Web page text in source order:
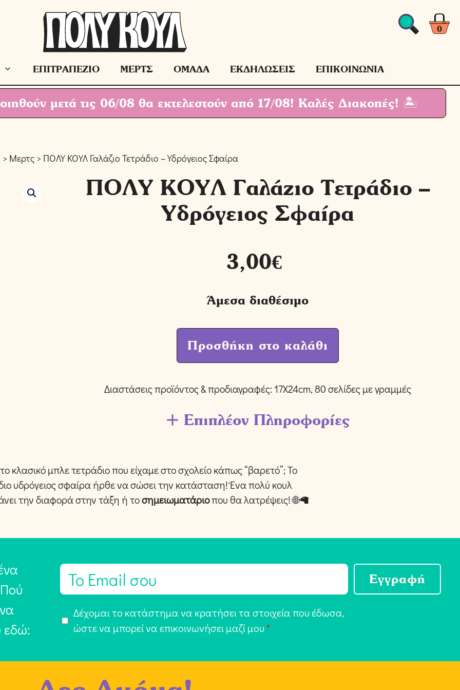
0
ΕΠΙΤΡΑΠΕΖΙΟ ΜΕΡΤΣ ΟΜΑΔΑ ΕΚΔΗΛΩΣΕΙΣ ΕΠΙΚΟΙΝΩΝΙΑ
μετά τις 06/08 θα εκτελεστούν από 17/08! Καλές Διακοπές! 🏝
> Μερτς > ΠΟΛΥ ΚΟΥΛ Γαλάζιο Τετράδιο – Υδρόγειος Σφαίρα
ΠΟΛΥ ΚΟΥΛ Γαλάζιο Τετράδιο –
Υδρόγειος Σφαίρα
3,00€
Άμεσα διαθέσιμο
Προσθήκη στο καλάθι
Διαστάσεις προϊόντος & προδιαγραφές: 17Χ24cm, 80 σελίδες με γραμμές
Επιπλέον Πληροφορίες
κλασικό μπλε τετράδιο που είχαμε στο σχολείο κάπως “βαρετό”; Το
υδρόγειος σφαίρα ήρθε να σώσει την κατάσταση! Ένα πολύ κουλ
την διαφορά στην τάξη ή τοσημειωματάριοπου θα λατρέψεις! 🌐🦙
εδώ:
E
i
π
δ
Δέχομαι το κατάστημα να κρατήσει τα στοιχεία που έδωσα,
ώστε να μπορεί να επικοινωνήσει μαζί μου *
Εγγραφή
ποσότητα